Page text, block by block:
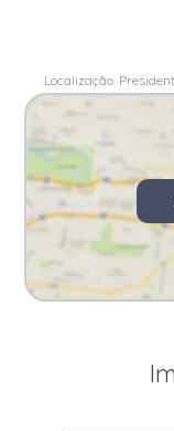
Localização: